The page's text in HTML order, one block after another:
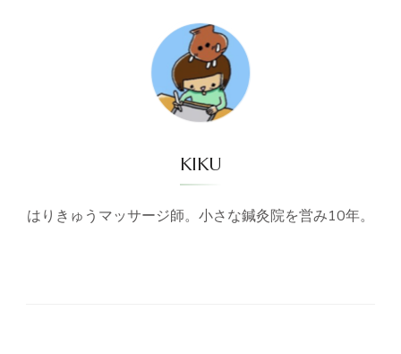
KIKU
はりきゅうマッサージ師。小さな鍼灸院を営み10年。